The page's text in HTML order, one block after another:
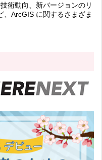
術動向、新バージョンのリ
、ArcGIS に関するさまざま